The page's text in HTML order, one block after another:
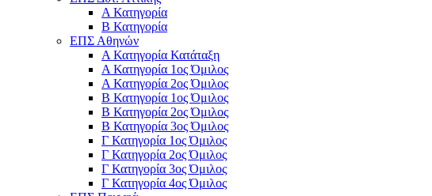
Α Κατηγορία
Β Κατηγορία
ΕΠΣ Αθηνών
Α Κατηγορία Κατάταξη
Α Κατηγορία 1ος Όμιλος
Α Κατηγορία 2ος Όμιλος
Β Κατηγορία 1ος Όμιλος
Β Κατηγορία 2ος Όμιλος
Β Κατηγορία 3ος Όμιλος
Γ Κατηγορία 1ος Όμιλος
Γ Κατηγορία 2ος Όμιλος
Γ Κατηγορία 3ος Όμιλος
Γ Κατηγορία 4ος Όμιλος